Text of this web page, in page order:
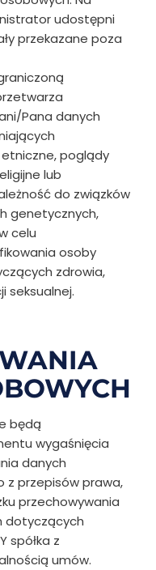
udostępni
przekazane poza
Pana danych
poglądy
lub
do związków
genetycznych,
celu
osoby
zdrowia,
seksualnej.
będą
wygaśnięcia
danych
z przepisów prawa,
przechowywania
dotyczących
spółka z
umów.